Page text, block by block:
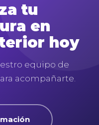
tu
en
hoy
equipo de
acompañarte.